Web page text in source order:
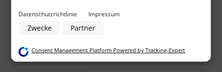
Kohlenhydrate: 0 g;
davon Zucker: 0 g;
Natrium: 9,4 g.
Zwecke der Datenverarbeitung durch unsere Partner:
Verwendung reduzierter Daten zur Auswahl von Werbeanzeigen
Erstellung von Profilen zur Personalisierung von Inhalten
Verwendung von Profilen zur Auswahl personalisierter Inhalte
Datenschutzrichtlinie Impressum
Zwecke Partner
Consent Management Platform Powered by Tracking-Expert